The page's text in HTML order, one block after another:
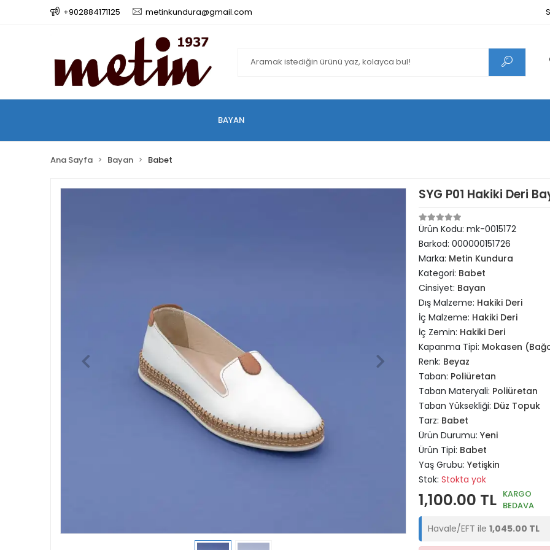
+902884171125 metinkundura@gmail.com
BAYAN
Ana Sayfa Bayan Babet
SYG P01 Hakiki Deri
Ürün Kodu: mk-0015172
Barkod: 000000151726
Marka: Metin Kundura
Kategori: Babet
Cinsiyet: Bayan
Dış Malzeme: Hakiki Deri
İç Malzeme: Hakiki Deri
İç Zemin: Hakiki Deri
Kapanma Tipi: Mokasen
Renk: Beyaz
Taban: Poliüretan
Taban Materyali: Poliüretan
Taban Yüksekliği: Düz Topuk
Tarz: Babet
Ürün Durumu: Yeni
Ürün Tipi: Babet
Yaş Grubu: Yetişkin
Stok: Stokta yok
1,100.00 TL KARGO
BEDAVA
Havale/EFT ile 1,045.00 TL